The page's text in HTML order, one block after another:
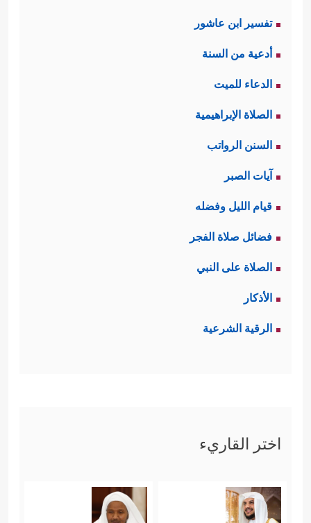
تفسير ابن عاشور
أدعية من السنة
الدعاء للميت
الصلاة الإبراهيمية
السنن الرواتب
آيات الصبر
قيام الليل وفضله
فضائل صلاة الفجر
الصلاة على النبي
الأذكار
الرقية الشرعية
اختر القاريء